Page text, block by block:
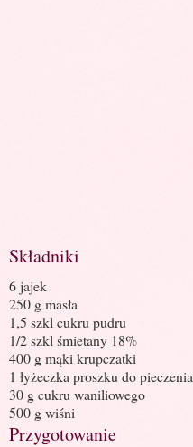
Składniki
6 jajek
250 g masła
1,5 szkl cukru pudru
1/2 szkl śmietany 18%
400 g mąki krupczatki
1 łyżeczka proszku do pieczenia
30 g cukru waniliowego
500 g wiśni
Przygotowanie